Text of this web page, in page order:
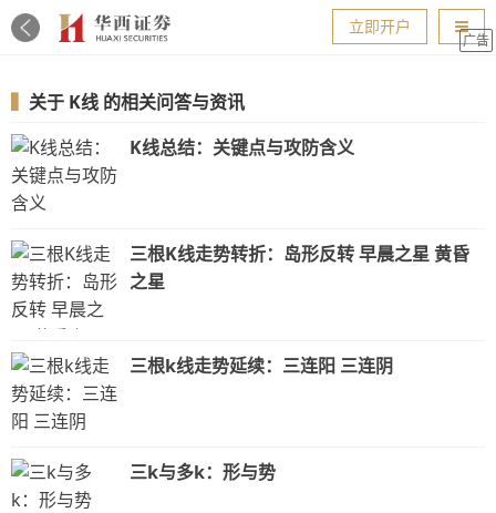
导航
立即开户
广告
关于 K线 的相关问答与资讯
K线总结：关键点与攻防含义
三根K线走势转折：岛形反转 早晨之星 黄昏
之星
三根k线走势延续：三连阳 三连阴
三k与多k：形与势